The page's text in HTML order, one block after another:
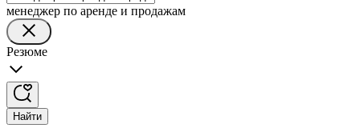
менеджер по аренде и продажам
Резюме
Найти